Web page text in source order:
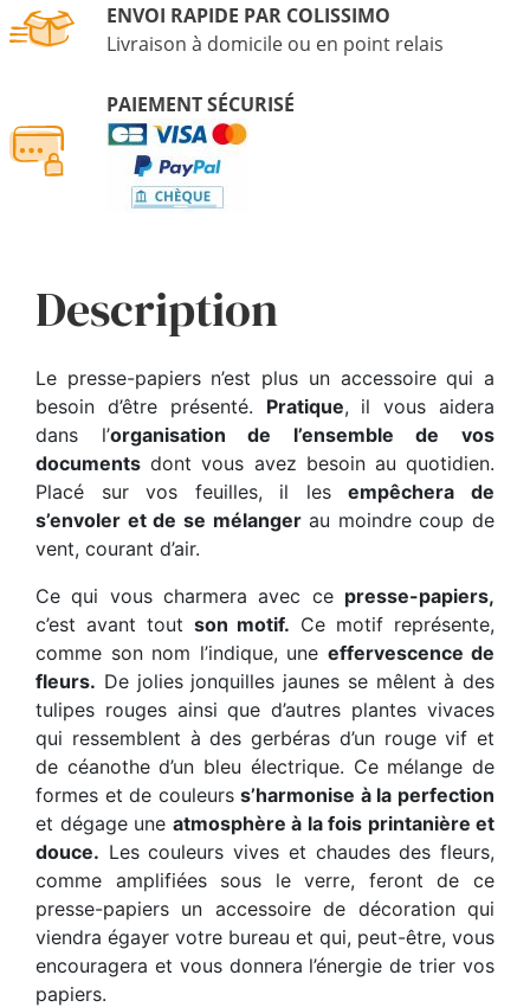
ENVOI RAPIDE PAR COLISSIMO
Livraison à domicile ou en point relais
PAIEMENT SÉCURISÉ
Description
Le presse-papiers n’est plus un accessoire qui a
besoin d’être présenté. Pratique, il vous aidera
dans l’organisation de l’ensemble de vos
documents dont vous avez besoin au quotidien.
Placé sur vos feuilles, il lesempêchera de
s’envoler et de se mélangerau moindre coup de
vent, courant d’air.
Ce qui vous charmera avec ce presse-papiers,
c’est avant tout son motif. Ce motif représente,
comme son nom l’indique, une effervescence de
fleurs. De jolies jonquilles jaunes se mêlent à des
tulipes rouges ainsi que d’autres plantes vivaces
qui ressemblent à des gerbéras d’un rouge vif et
de céanothe d’un bleu électrique. Ce mélange de
formes et de couleurss’harmonise à la perfection
et dégage une atmosphère à la fois printanière et
douce. Les couleurs vives et chaudes des fleurs,
comme amplifiées sous le verre, feront de ce
presse-papiers un accessoire de décoration qui
viendra égayer votre bureau et qui, peut-être, vous
encouragera et vous donnera l’énergie de trier vos
papiers.